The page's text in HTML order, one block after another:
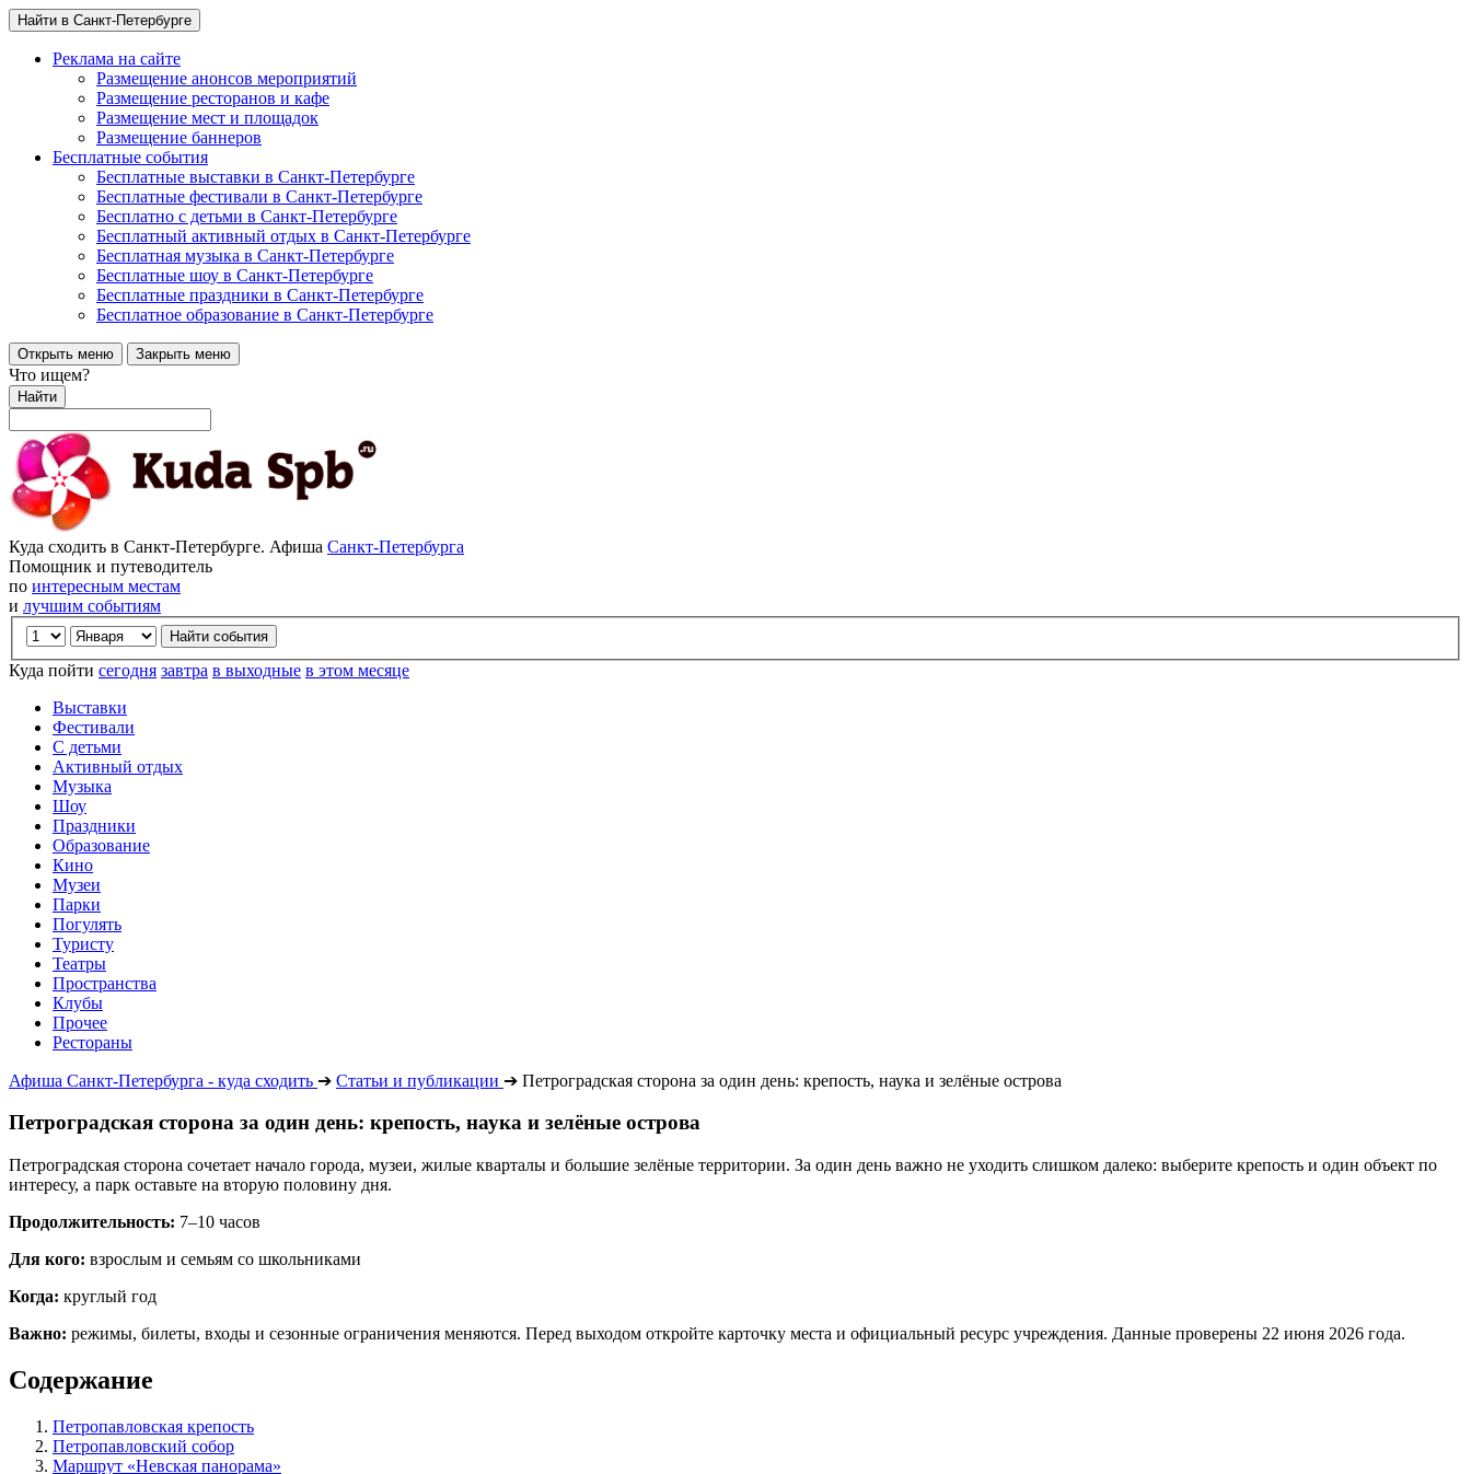
Найти в Санкт-Петербурге
Реклама на сайте
Размещение анонсов мероприятий
Размещение ресторанов и кафе
Размещение мест и площадок
Размещение баннеров
Бесплатные события
Бесплатные выставки в Санкт-Петербурге
Бесплатные фестивали в Санкт-Петербурге
Бесплатно с детьми в Санкт-Петербурге
Бесплатный активный отдых в Санкт-Петербурге
Бесплатная музыка в Санкт-Петербурге
Бесплатные шоу в Санкт-Петербурге
Бесплатные праздники в Санкт-Петербурге
Бесплатное образование в Санкт-Петербурге
Открыть меню Закрыть меню
Что ищем?
Найти
Куда сходить в Санкт-Петербурге. Афиша Санкт-Петербурга
Помощник и путеводитель
по интересным местам
и лучшим событиям
Куда пойти сегодня завтра в выходные в этом месяце
Выставки
Фестивали
С детьми
Активный отдых
Музыка
Шоу
Праздники
Образование
Кино
Музеи
Парки
Погулять
Туристу
Театры
Пространства
Клубы
Прочее
Рестораны
Афиша Санкт-Петербурга - куда сходить ➔ Статьи и публикации ➔ Петроградская сторона за один день: крепость, наука и зелёные острова
Петроградская сторона за один день: крепость, наука и зелёные острова
Петроградская сторона сочетает начало города, музеи, жилые кварталы и большие зелёные территории. За один день важно не уходить слишком далеко: выберите крепость и один объект по
интересу, а парк оставьте на вторую половину дня.
Продолжительность: 7–10 часов
Для кого: взрослым и семьям со школьниками
Когда: круглый год
Важно: режимы, билеты, входы и сезонные ограничения меняются. Перед выходом откройте карточку места и официальный ресурс учреждения. Данные проверены 22 июня 2026 года.
Содержание
Петропавловская крепость
Петропавловский собор
Маршрут «Невская панорама»